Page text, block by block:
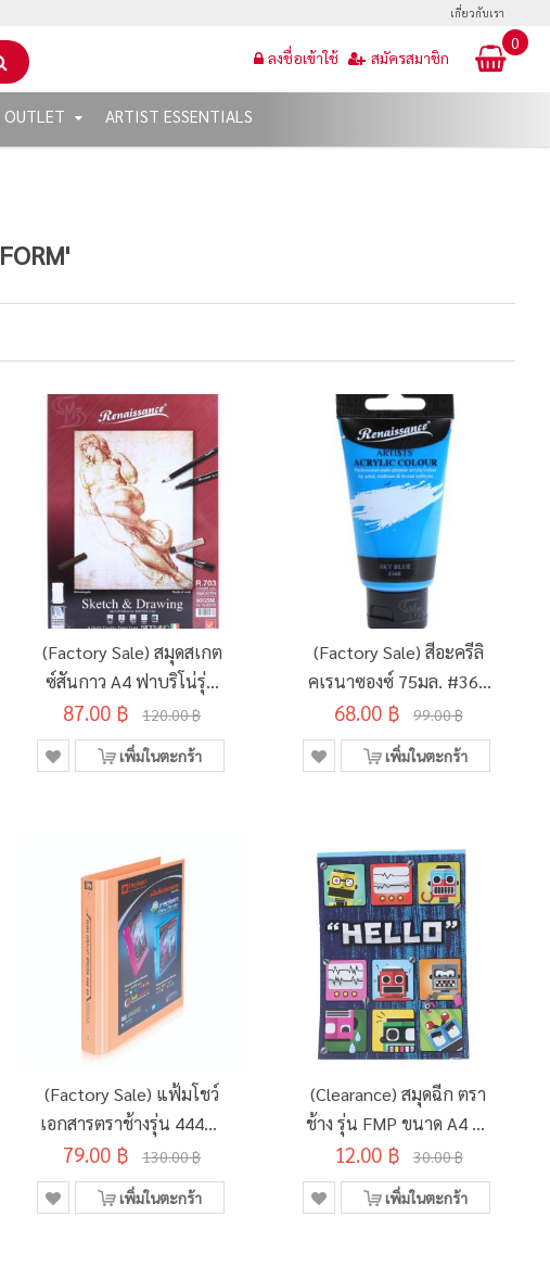
เกี่ยวกับเรา
0
ลงชื่อเข้าใช้ สมัครสมาชิก
OUTLET
ARTIST ESSENTIALS
(Factory Sale) สมุดสเกต
ซ์สันกาว A4 ฟาบริโน่รุ่น
R-703
87.00 ฿ 120.00 ฿
เพิ่มในตะกร้า
(Factory Sale) สีอะครีลิ
คเรนาซองซ์ 75มล. #360
SKY BLUE
68.00 ฿ 99.00 ฿
เพิ่มในตะกร้า
(Factory Sale) แฟ้มโชว์
เอกสารตราช้างรุ่น 444A4
สีแอปริคอต
79.00 ฿ 130.00 ฿
เพิ่มในตะกร้า
(Clearance) สมุดฉีก ตรา
ช้าง รุ่น FMP ขนาด A4 70
แกรม 50 แผ่น
(SD134495)
12.00 ฿ 30.00 ฿
เพิ่มในตะกร้า